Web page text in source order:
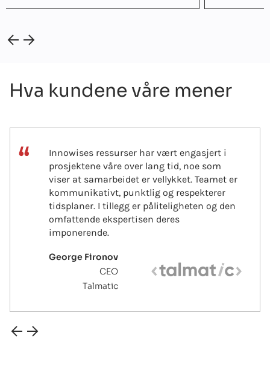
Hva kundene våre mener
Innowises ressurser har vært engasjert i
prosjektene våre over lang tid, noe som
viser at samarbeidet er vellykket. Teamet er
kommunikativt, punktlig og respekterer
tidsplaner. I tillegg er påliteligheten og den
omfattende ekspertisen deres
imponerende.
George Fironov
CEO
Talmatic